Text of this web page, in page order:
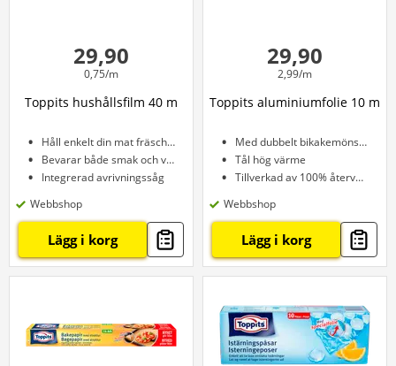
29,90
0,75/m
Toppits hushållsfilm 40 m
Håll enkelt din mat fräsch längre
Bevarar både smak och vitaminer optimalt
Integrerad avrivningssåg
Webbshop
Lägg i korg
29,90
2,99/m
Toppits aluminiumfolie 10 m
Med dubbelt bikakemönster
Tål hög värme
Tillverkad av 100% återvunnet material
Webbshop
Lägg i korg